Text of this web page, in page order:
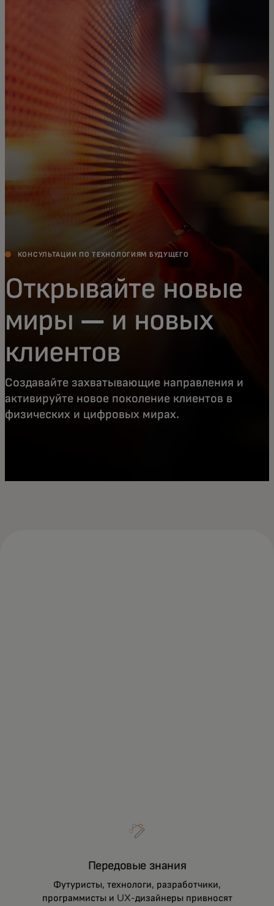
Для бизнеса
Для всего мира
Для новаторов
Новости и тренды
КОНСУЛЬТАЦИИ ПО ТЕХНОЛОГИЯМ БУДУЩЕГО
Открывайте новые
миры — и новых
клиентов
Создавайте захватывающие направления и
активируйте новое поколение клиентов в
физических и цифровых мирах.
Передовые знания
Футуристы, технологи, разработчики,
программисты и UX-дизайнеры привносят